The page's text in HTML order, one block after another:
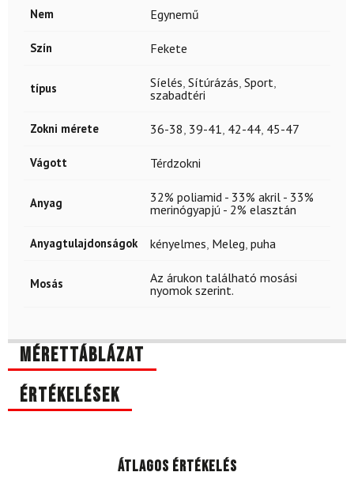
Nem Egynemű
Szín Fekete
típus Síelés, Sítúrázás, Sport,
szabadtéri
Zokni mérete 36-38, 39-41, 42-44, 45-47
Vágott Térdzokni
Anyag
32% poliamid - 33% akril - 33%
merinógyapjú - 2% elasztán
Anyagtulajdonságok kényelmes, Meleg, puha
Mosás
Az árukon található mosási
nyomok szerint.
Mérettáblázat
Értékelések
Átlagos értékelés